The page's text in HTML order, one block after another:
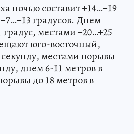
ночью составит +14…+19
градусов. Днем
местами +20…+25
юго-восточный,
местами порывы
днем 6-11 метров в
до 18 метров в